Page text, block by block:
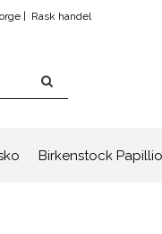
| Rask handel
Birkenstock Papillio